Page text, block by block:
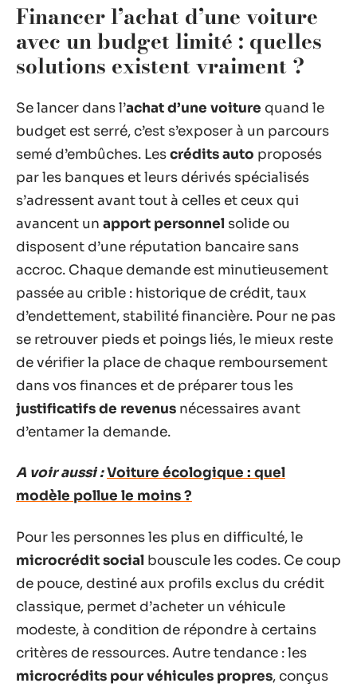
Financer l’achat d’une voiture
avec un budget limité : quelles
solutions existent vraiment ?
Se lancer dans l’achat d’une voiture quand le
budget est serré, c’est s’exposer à un parcours
semé d’embûches. Lescrédits auto proposés
par les banques et leurs dérivés spécialisés
s’adressent avant tout à celles et ceux qui
avancent un apport personnel solide ou
disposent d’une réputation bancaire sans
accroc. Chaque demande est minutieusement
passée au crible : historique de crédit, taux
d’endettement, stabilité financière. Pour ne pas
se retrouver pieds et poings liés, le mieux reste
de vérifier la place de chaque remboursement
dans vos finances et de préparer tous les
justificatifs de revenus nécessaires avant
d’entamer la demande.
A voir aussi :Voiture écologique : quel
modèle pollue le moins ?
Pour les personnes les plus en difficulté, le
microcrédit social bouscule les codes. Ce coup
de pouce, destiné aux profils exclus du crédit
classique, permet d’acheter un véhicule
modeste, à condition de répondre à certains
critères de ressources. Autre tendance : les
microcrédits pour véhicules propres, conçus